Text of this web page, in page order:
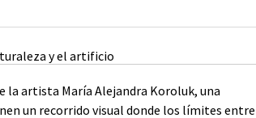
la artista María Alejandra Koroluk, una
un recorrido visual donde los límites entre